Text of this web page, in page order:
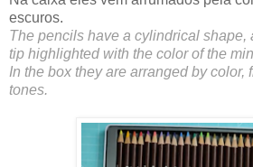
escuros.
The pencils have a cylindrical shape,
tip highlighted with the color of the
In the box they are arranged by color,
tones.